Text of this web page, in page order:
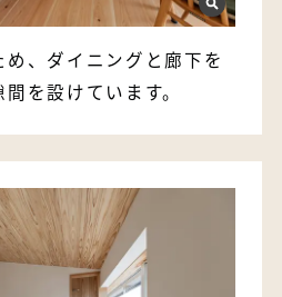
、ダイニングと廊下を
を設けています。